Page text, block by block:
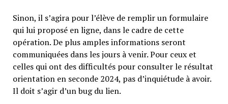
Sinon, il s’agira pour l’élève de remplir un formulaire
qui lui proposé en ligne, dans le cadre de cette
opération. De plus amples informations seront
communiquées dans les jours à venir. Pour ceux et
celles qui ont des difficultés pour consulter le résultat
orientation en seconde 2024, pas d’inquiétude à avoir.
Il doit s’agir d’un bug du lien.